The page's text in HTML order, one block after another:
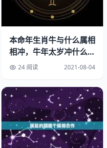
人。宜配：虎、羊、狗大
安详，家道昌隆。
难望幸福，凶兆，一生辛
此最宜找个属羊的对象，此
和什么属相最配
找个属虎属狗的，此乃上等
本命年生肖牛与什么属相
相冲，牛年太岁冲什么生
肖 24 阅读 2021-08-04